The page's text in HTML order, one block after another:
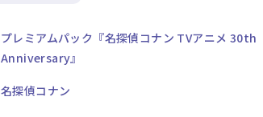
プレミアムパック『名探偵コナン TVアニメ 30th
Anniversary』
名探偵コナン